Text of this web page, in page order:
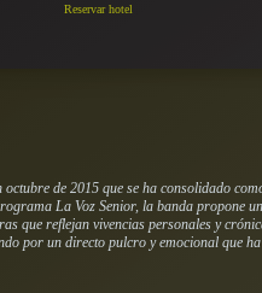
Reservar hotel
de 2015 que se ha consolidado
La Voz Senior, la banda propone
que reflejan vivencias personales y
por un directo pulcro y emocional que